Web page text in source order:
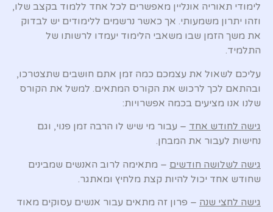
לימודי תאוריה אונליין מאפשרים לכל אחד ללמוד בקצב שלו,
וזהו יתרון משמעותי. אך כאשר נרשמים ללימודים יש לבדוק
את משך הזמן שבו משאבי הלימוד יעמדו לרשותו של
התלמיד.
עליכם לשאול את עצמכם כמה זמן אתם חושבים שתצטרכו,
ובהתאם לכך לרכוש את הקורס המתאים. למשל את הקורס
שלנו אנו מציעים בכמה אפשרויות:
גישה לחודש אחד – עבור מי שיש לו הרבה זמן פנוי, וגם
נחישות לעבור את המבחן.
גישה לשלושה חודשים – מתאימה לרוב האנשים שמבינים
שחודש אחד יכול להיות קצת מלחיץ ומאתגר.
גישה לחצי שנה – פרון זה מתאים עבור אנשים עסוקים מאוד